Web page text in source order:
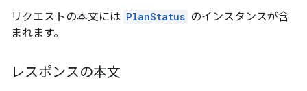
リクエストの本文には PlanStatus のインスタンスが含
まれます。
レスポンスの本文